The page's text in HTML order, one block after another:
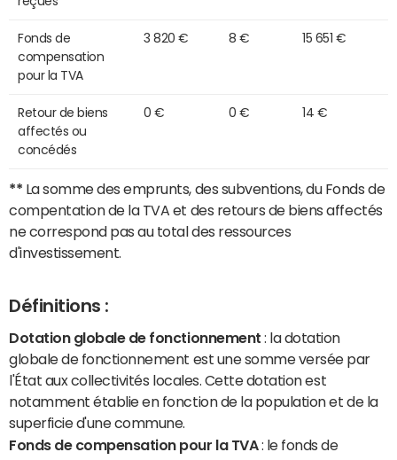
Fonds de
compensation
pour la TVA
3 820 € 8 € 15 651 €
Retour de biens
affectés ou
concédés
0 € 0 € 14 €
** La somme des emprunts, des subventions, du Fonds de
compentation de la TVA et des retours de biens affectés
ne correspond pas au total des ressources
d'investissement.
Définitions :
Dotation globale de fonctionnement : la dotation
globale de fonctionnement est une somme versée par
l'État aux collectivités locales. Cette dotation est
notamment établie en fonction de la population et de la
superficie d'une commune.
Fonds de compensation pour la TVA: le fonds de